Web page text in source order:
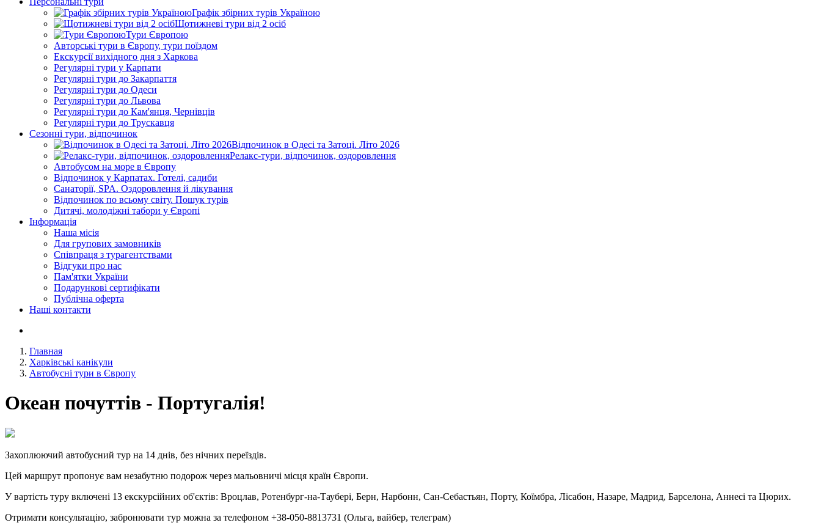
Графік збірних турів Україною
Щотижневі тури від 2 осіб
Тури Європою
Авторські тури в Європу, тури поїздом
Екскурсії вихідного дня з Харкова
Регулярні тури у Карпати
Регулярні тури до Закарпаття
Регулярні тури до Одеси
Регулярні тури до Львова
Регулярні тури до Кам'янця, Чернівців
Регулярні тури до Трускавця
Сезонні тури, відпочинок
Відпочинок в Одесі та Затоці. Літо 2026
Релакс-тури, відпочинок, оздоровлення
Автобусом на море в Європу
Відпочинок у Карпатах. Готелі, садиби
Санаторії, SPA. Оздоровлення й лікування
Відпочинок по всьому світу. Пошук турів
Дитячі, молодіжні табори у Європі
Інформація
Наша місія
Для групових замовників
Співпраця з турагентствами
Відгуки про нас
Пам'ятки України
Подарункові сертифікати
Публічна оферта
Наші контакти
Главная
Харківські канікули
Автобусні тури в Європу
Океан почуттів - Португалія!
Захоплюючий автобусний тур на 14 днів, без нічних переїздів.
Цей маршрут пропонує вам незабутню подорож через мальовничі місця країн Європи.
У вартість туру включені 13 екскурсійних об'єктів: Вроцлав, Ротенбург-на-Таубері, Берн, Нарбонн, Сан-Себастьян, Порту, Коїмбра, Лісабон, Назаре, Мадрид, Барселона, Аннесі та Цюрих.
Отримати консультацію, забронювати тур можна за телефоном +38-050-8813731 (Ольга, вайбер, телеграм)